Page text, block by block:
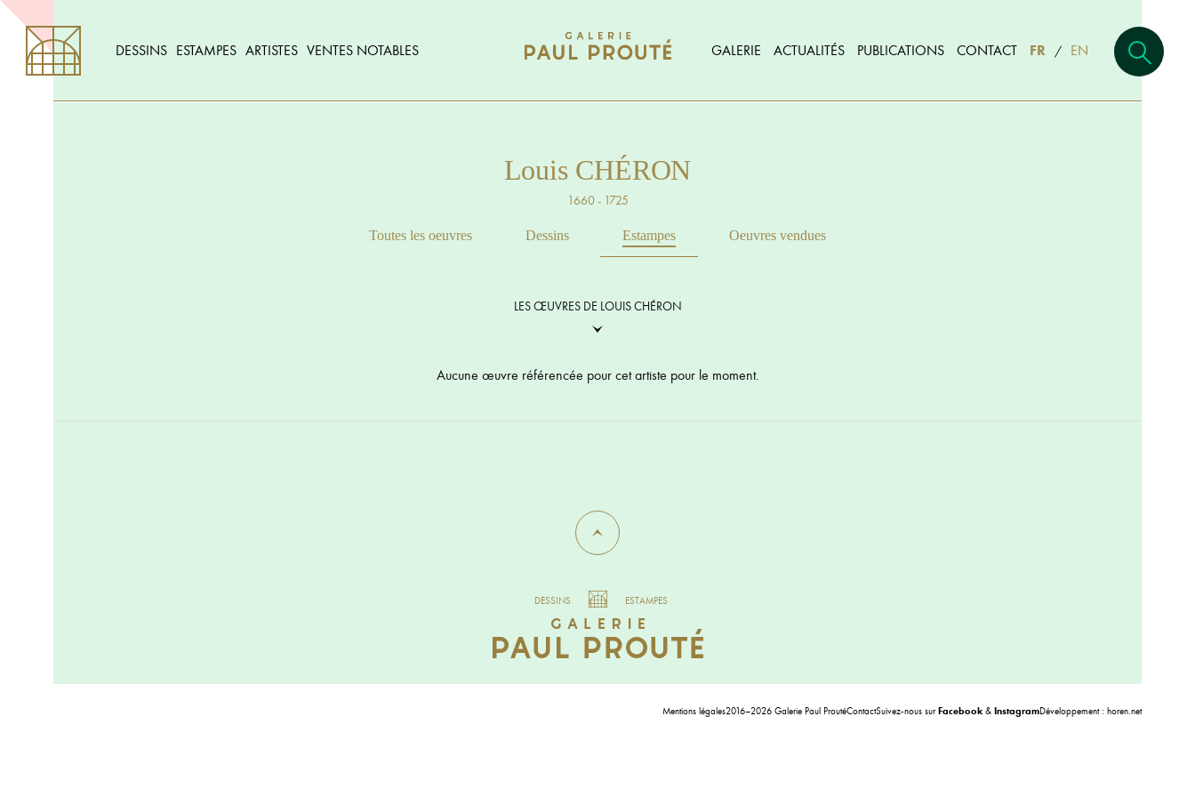
DESSINS ESTAMPES ARTISTES VENTES NOTABLES GALERIE ACTUALITÉS PUBLICATIONS CONTACT FR / EN
Louis CHÉRON
1660 - 1725
Toutes les oeuvres Dessins Estampes Oeuvres vendues
LES ŒUVRES DE LOUIS CHÉRON
Aucune œuvre référencée pour cet artiste pour le moment.
DESSINS ESTAMPES
Mentions légales2016–2026 Galerie Paul ProutéContactSuivez-nous surFacebook & InstagramDéveloppement : horen.net